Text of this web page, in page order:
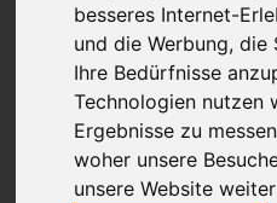
besseres Internet-
und die Werbung, die
Ihre Bedürfnisse
Technologien nutzen
Ergebnisse zu
woher unsere
unsere Website